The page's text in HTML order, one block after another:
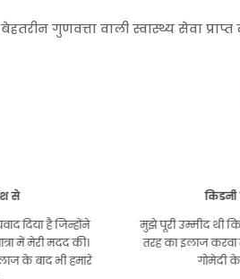
गुणवत्ता वाली स्वास्थ्य सेवा
के लिए बांग्लादेश से
किडनी की समस्या के लिए किसी भी
यह तब हुआ जब मैं अल्लाह की कृपा से
आया और उनसे संपर्क किया।